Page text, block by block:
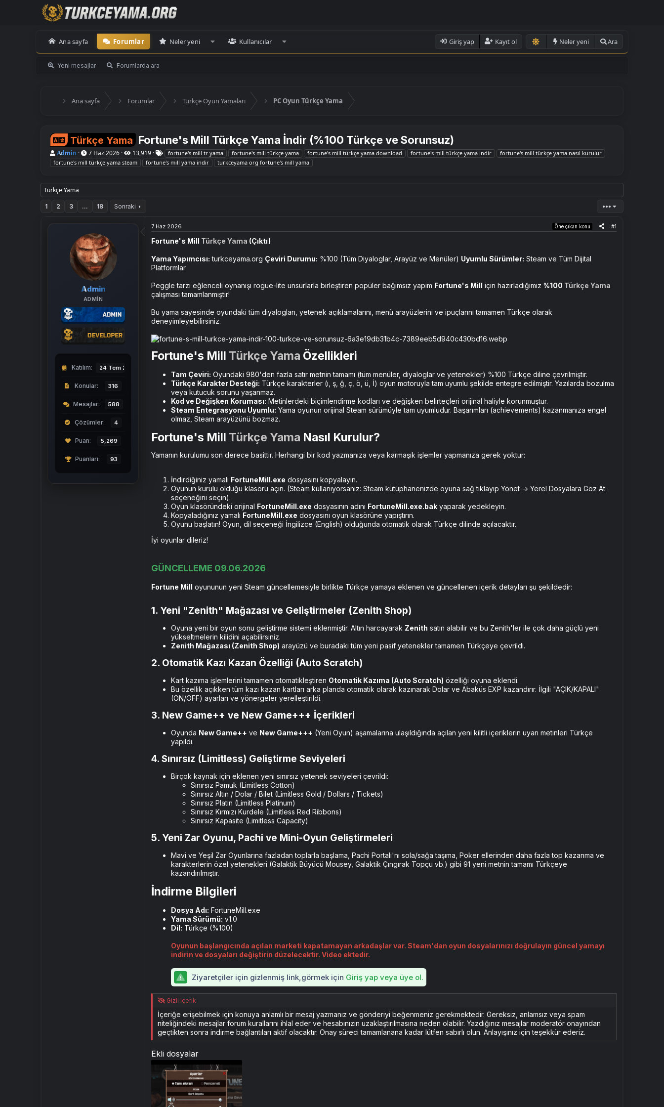
Ana sayfa Forumlar Neler yeni Kullanıcılar Giriş yap Kayıt ol Neler yeni Ara
Yeni mesajlar Forumlarda ara
Ana sayfa Forumlar Türkçe Oyun Yamaları PC Oyun Türkçe Yama
Türkçe Yama Fortune's Mill Türkçe Yama İndir (%100 Türkçe ve Sorunsuz)
K
o
n
y
u
B
a
Admin
B
a
ş
a
g
r
i
h
i
7 Haz 2026 13,919
E
t
i
e
l
fortune's mill tr yama fortune's mill türkçe yama fortune's mill türkçe yama download fortune's mill türkçe yama indir
fortune's mill türkçe yama nasıl kurulur
fortune's mill türkçe yama steam
fortune's mill yama indir turkceyama org fortune's mill yama
Türkçe Yama
1 2 3 … 18 Sonraki •••
Admin
ADMIN
Katılım 24 Tem 2024
Konular 316
Mesajlar 588
Çözümler 4
5,269
Puanları 93
7 Haz 2026 Öne çıkan konu #1
Fortune's Mill Türkçe Yama (Çıktı)
Yama Yapımcısı: turkceyama.org Çeviri Durumu: %100 (Tüm Diyaloglar, Arayüz ve Menüler) Uyumlu Sürümler: Steam ve Tüm Dijital
Platformlar
Peggle tarzı eğlenceli oynanışı rogue-lite unsurlarla birleştiren popüler bağımsız yapım Fortune's Mill için hazırladığımız %100 Türkçe Yama
çalışması tamamlanmıştır!
Bu yama sayesinde oyundaki tüm diyalogları, yetenek açıklamalarını, menü arayüzlerini ve ipuçlarını tamamen Türkçe olarak
deneyimleyebilirsiniz.
Fortune's Mill Türkçe Yama Özellikleri​
Tam Çeviri: Oyundaki 980'den fazla satır metnin tamamı (tüm menüler, diyaloglar ve yetenekler) %100 Türkçe diline çevrilmiştir.
Türkçe Karakter Desteği: Türkçe karakterler (ı, ş, ğ, ç, ö, ü, İ) oyun motoruyla tam uyumlu şekilde entegre edilmiştir. Yazılarda bozulma
veya kutucuk sorunu yaşanmaz.
Kod ve Değişken Koruması: Metinlerdeki biçimlendirme kodları ve değişken belirteçleri orijinal haliyle korunmuştur.
Steam Entegrasyonu Uyumlu: Yama oyunun orijinal Steam sürümüyle tam uyumludur. Başarımları (achievements) kazanmanıza engel
olmaz, Steam arayüzünü bozmaz.
Fortune's Mill Türkçe Yama Nasıl Kurulur?​
Yamanın kurulumu son derece basittir. Herhangi bir kod yazmanıza veya karmaşık işlemler yapmanıza gerek yoktur:
İndirdiğiniz yamalı FortuneMill.exe dosyasını kopyalayın.
Oyunun kurulu olduğu klasörü açın. (Steam kullanıyorsanız: Steam kütüphanenizde oyuna sağ tıklayıp Yönet -> Yerel Dosyalara Göz At
seçeneğini seçin).
Oyun klasöründeki orijinal FortuneMill.exe dosyasının adını FortuneMill.exe.bak yaparak yedekleyin.
Kopyaladığınız yamalı FortuneMill.exe dosyasını oyun klasörüne yapıştırın.
Oyunu başlatın! Oyun, dil seçeneği İngilizce (English) olduğunda otomatik olarak Türkçe dilinde açılacaktır.
İyi oyunlar dileriz!
GÜNCELLEME 09.06.2026
Fortune Mill oyununun yeni Steam güncellemesiyle birlikte Türkçe yamaya eklenen ve güncellenen içerik detayları şu şekildedir:
1. Yeni "Zenith" Mağazası ve Geliştirmeler (Zenith Shop)​
Oyuna yeni bir oyun sonu geliştirme sistemi eklenmiştir. Altın harcayarak Zenith satın alabilir ve bu Zenith'ler ile çok daha güçlü yeni
yükseltmelerin kilidini açabilirsiniz.
Zenith Mağazası (Zenith Shop) arayüzü ve buradaki tüm yeni pasif yetenekler tamamen Türkçeye çevrildi.
2. Otomatik Kazı Kazan Özelliği (Auto Scratch)​
Kart kazıma işlemlerini tamamen otomatikleştiren Otomatik Kazıma (Auto Scratch) özelliği oyuna eklendi.
Bu özellik açıkken tüm kazı kazan kartları arka planda otomatik olarak kazınarak Dolar ve Abaküs EXP kazandırır. İlgili "AÇIK/KAPALI"
(ON/OFF) ayarları ve yönergeler yerelleştirildi.
3. New Game++ ve New Game+++ İçerikleri​
Oyunda New Game++ ve New Game+++ (Yeni Oyun) aşamalarına ulaşıldığında açılan yeni kilitli içeriklerin uyarı metinleri Türkçe
yapıldı.
4. Sınırsız (Limitless) Geliştirme Seviyeleri​
Birçok kaynak için eklenen yeni sınırsız yetenek seviyeleri çevrildi:
Sınırsız Pamuk (Limitless Cotton)
Sınırsız Altın / Dolar / Bilet (Limitless Gold / Dollars / Tickets)
Sınırsız Platin (Limitless Platinum)
Sınırsız Kırmızı Kurdele (Limitless Red Ribbons)
Sınırsız Kapasite (Limitless Capacity)
5. Yeni Zar Oyunu, Pachi ve Mini-Oyun Geliştirmeleri​
Mavi ve Yeşil Zar Oyunlarına fazladan toplarla başlama, Pachi Portalı'nı sola/sağa taşıma, Poker ellerinden daha fazla top kazanma ve
karakterlerin özel yetenekleri (Galaktik Büyücü Mousey, Galaktik Çıngırak Topçu vb.) gibi 91 yeni metnin tamamı Türkçeye
kazandırılmıştır.
İndirme Bilgileri​
Dosya Adı: FortuneMill.exe
Yama Sürümü: v1.0
Dil: Türkçe (%100)
Oyunun başlangıcında açılan marketi kapatamayan arkadaşlar var. Steam'dan oyun dosyalarınızı doğrulayın güncel yamayı
indirin ve dosyaları değiştirin düzelecektir. Video ektedir.
Ziyaretçiler için gizlenmiş link,görmek için Giriş yap veya üye ol.
Gizli içerik
İçeriğe erişebilmek için konuya anlamlı bir mesaj yazmanız ve gönderiyi beğenmeniz gerekmektedir. Gereksiz, anlamsız veya spam
niteliğindeki mesajlar forum kurallarını ihlal eder ve hesabınızın uzaklaştırılmasına neden olabilir. Yazdığınız mesajlar moderatör onayından
geçtikten sonra indirme bağlantıları aktif olacaktır. Onay süreci tamamlanana kadar lütfen sabırlı olun. Anlayışınız için teşekkür ederiz.
Ekli dosyalar